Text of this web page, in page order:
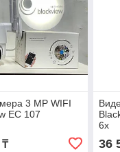
3 MP WIFI
EC 107
6х
36